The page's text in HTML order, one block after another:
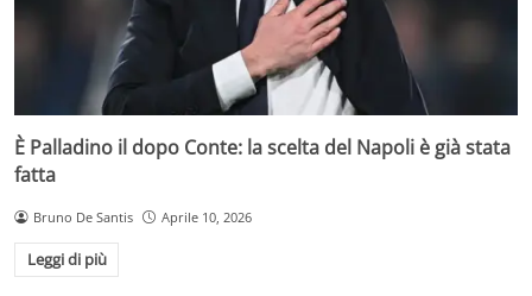
È Palladino il dopo Conte: la scelta del Napoli è già stata
fatta
Bruno De Santis Aprile 10, 2026
Leggi di più